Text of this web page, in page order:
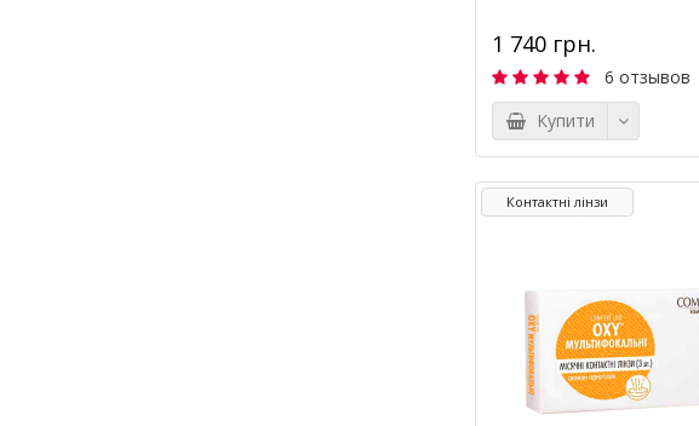
1 740 грн.
6 отзывов
Купити
Контактні лінзи